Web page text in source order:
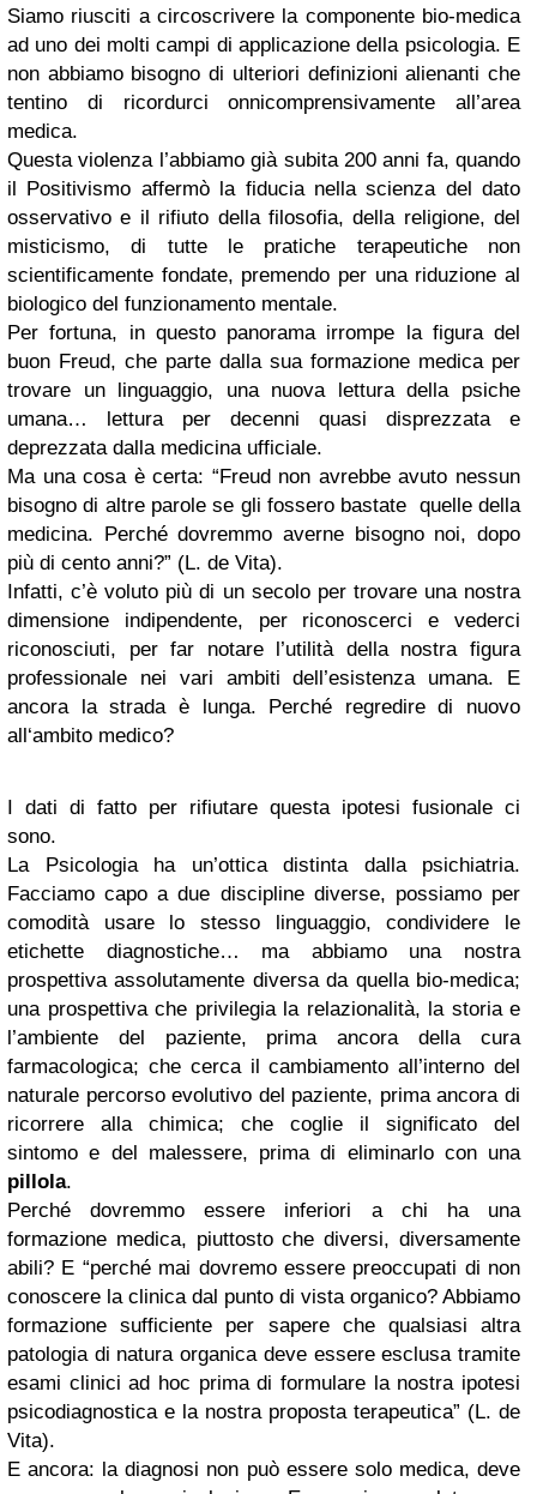
Siamo riusciti a circoscrivere la componente bio-medica
ad uno dei molti campi di applicazione della psicologia. E
non abbiamo bisogno di ulteriori definizioni alienanti che
tentino di ricordurci onnicomprensivamente all’area
medica.
Questa violenza l’abbiamo già subita 200 anni fa, quando
il Positivismo affermò la fiducia nella scienza del dato
osservativo e il rifiuto della filosofia, della religione, del
misticismo, di tutte le pratiche terapeutiche non
scientificamente fondate, premendo per una riduzione al
biologico del funzionamento mentale.
Per fortuna, in questo panorama irrompe la figura del
buon Freud, che parte dalla sua formazione medica per
trovare un linguaggio, una nuova lettura della psiche
umana… lettura per decenni quasi disprezzata e
deprezzata dalla medicina ufficiale.
Ma una cosa è certa: “Freud non avrebbe avuto nessun
bisogno di altre parole se gli fossero bastate quelle della
medicina. Perché dovremmo averne bisogno noi, dopo
più di cento anni?” (L. de Vita).
Infatti, c’è voluto più di un secolo per trovare una nostra
dimensione indipendente, per riconoscerci e vederci
riconosciuti, per far notare l’utilità della nostra figura
professionale nei vari ambiti dell’esistenza umana. E
ancora la strada è lunga. Perché regredire di nuovo
all‘ambito medico?
I dati di fatto per rifiutare questa ipotesi fusionale ci
sono.
La Psicologia ha un’ottica distinta dalla psichiatria.
Facciamo capo a due discipline diverse, possiamo per
comodità usare lo stesso linguaggio, condividere le
etichette diagnostiche… ma abbiamo una nostra
prospettiva assolutamente diversa da quella bio-medica;
una prospettiva che privilegia la relazionalità, la storia e
l’ambiente del paziente, prima ancora della cura
farmacologica; che cerca il cambiamento all’interno del
naturale percorso evolutivo del paziente, prima ancora di
ricorrere alla chimica; che coglie il significato del
sintomo e del malessere, prima di eliminarlo con una
pillola.
Perché dovremmo essere inferiori a chi ha una
formazione medica, piuttosto che diversi, diversamente
abili? E “perché mai dovremo essere preoccupati di non
conoscere la clinica dal punto di vista organico? Abbiamo
formazione sufficiente per sapere che qualsiasi altra
patologia di natura organica deve essere esclusa tramite
esami clinici ad hoc prima di formulare la nostra ipotesi
psicodiagnostica e la nostra proposta terapeutica” (L. de
Vita).
E ancora: la diagnosi non può essere solo medica, deve